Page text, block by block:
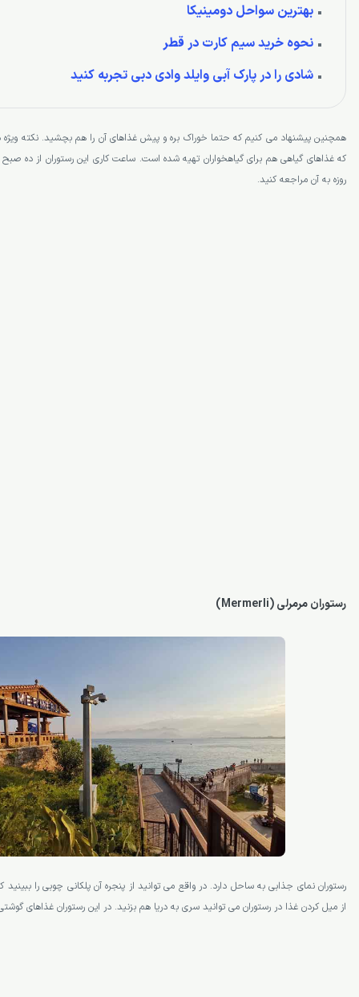
بهترین سواحل دومینیکا
نحوه خرید سیم کارت در قطر
شادی را در پارک آبی وایلد وادی دبی تجربه کنید
همچنین پیشنهاد می کنیم که حتما خوراک بره و پیش غذاهای آن را هم بچشید. نکته
که غذاهای گیاهی هم برای گیاهخواران تهیه شده است. ساعت کاری این رستوران از ده
روزه به آن مراجعه کنید.
رستوران مرمرلی (Mermerli)
رستوران نمای جذابی به ساحل دارد. در واقع می توانید از پنجره آن پلکانی چوبی را
از میل کردن غذا در رستوران می توانید سری به دریا هم بزنید. در این رستوران غذاهای